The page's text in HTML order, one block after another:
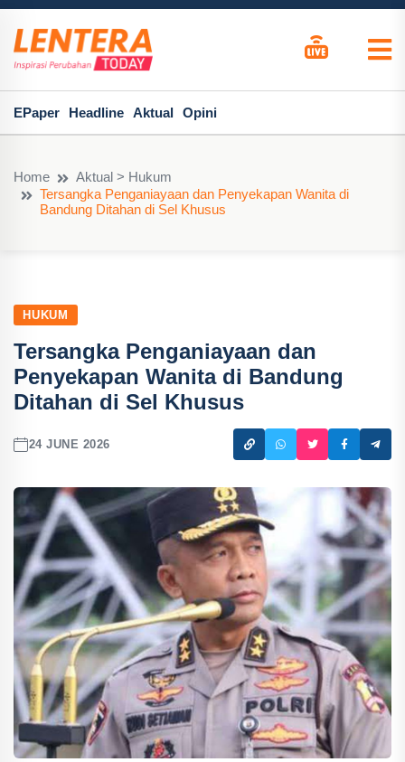
EPaper Headline Aktual Opini
Home
Aktual > Hukum
Tersangka Penganiayaan dan Penyekapan Wanita di
Bandung Ditahan di Sel Khusus
HUKUM
Tersangka Penganiayaan dan
Penyekapan Wanita di Bandung
Ditahan di Sel Khusus
24 JUNE 2026